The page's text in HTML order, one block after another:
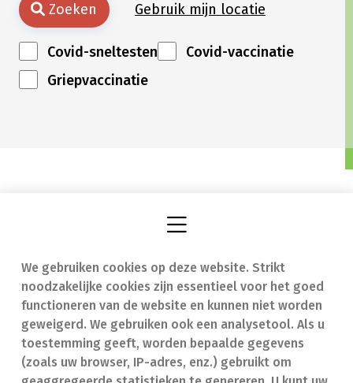
We gebruiken cookies op deze website. Strikt
noodzakelijke cookies zijn essentieel voor het goed
functioneren van de website en kunnen niet worden
geweigerd. We gebruiken ook een analysetool. Als u
toestemming geeft, worden bepaalde gegevens
(zoals uw browser, IP-adres, enz.) gebruikt om
Zoeken Gebruik mijn locatie
Covid-sneltesten
Covid-vaccinatie
Griepvaccinatie
Vind een apotheek
Onze expertise
Ziekten
Geneesmiddelen
In geval van nood
Contact
Veelgestelde vragen
(FAQ)